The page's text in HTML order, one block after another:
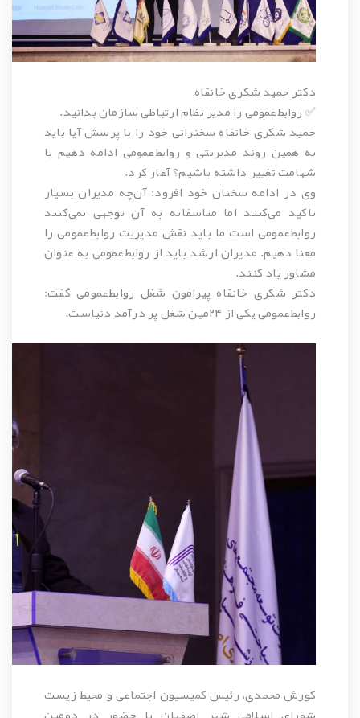
دکتر حمید شکری خانقاه
✅ روابط‌عمومی را مدیر نظام ارتباطی سازمان بدانید.
حمید شکری خانقاه سخنرانی خود را با پرسش آیا باید
به همین روند مدیریتی و روابط‌عمومی ادامه دهیم یا
شهامت تغییر داشته باشیم؟ آغاز کرد.
وی در ادامه سخنان خود افزود: آن‌چه مدیران بسیار
تاکید می‌کنند اما متاسفانه به آن توجهی نمی‌کنند
روابط‌عمومی است ما باید نقش مدیریت روابط‌عمومی را
معنا دهیم. مدیران ارشد باید از روابط‌عمومی به عنوان
مشاور یاد کنند.
دکتر شکری خانقاه پیرامون شغل روابط‌عمومی گفت:
روابط‌عمومی یکی از ۲۴مین شغل پر درآمد دنیاست.
کورش محمدی، رئیس کمیسیون اجتماعی و محیط‌ زیست